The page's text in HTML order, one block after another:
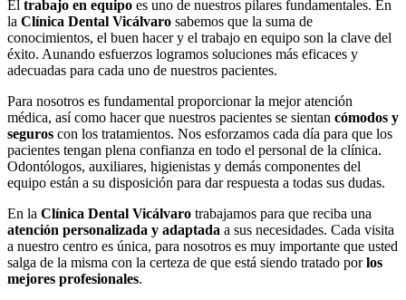
El trabajo en equipo es uno de nuestros pilares fundamentales. En
la Clínica Dental Vicálvaro sabemos que la suma de
conocimientos, el buen hacer y el trabajo en equipo son la clave del
éxito. Aunando esfuerzos logramos soluciones más eficaces y
adecuadas para cada uno de nuestros pacientes.
Para nosotros es fundamental proporcionar la mejor atención
médica, así como hacer que nuestros pacientes se sientan cómodos y
seguros con los tratamientos. Nos esforzamos cada día para que los
pacientes tengan plena confianza en todo el personal de la clínica.
Odontólogos, auxiliares, higienistas y demás componentes del
equipo están a su disposición para dar respuesta a todas sus dudas.
En la Clínica Dental Vicálvaro trabajamos para que reciba una
atención personalizada y adaptada a sus necesidades. Cada visita
a nuestro centro es única, para nosotros es muy importante que usted
salga de la misma con la certeza de que está siendo tratado porlos
mejores profesionales.